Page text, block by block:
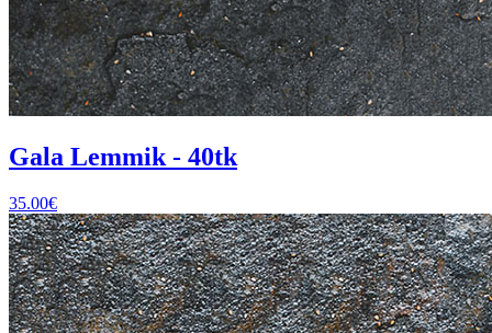
Gala Lemmik - 40tk
35.00€